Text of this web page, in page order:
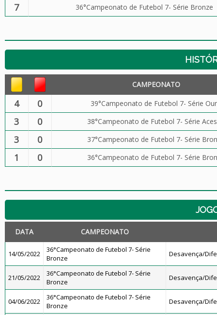
7 36°Campeonato de Futebol 7- Série Bronze
CAMPEONATO
4 0 39°Campeonato de Futebol 7- Série
3 0 38°Campeonato de Futebol 7- Série
3 0 37°Campeonato de Futebol 7- Série
1 0 36°Campeonato de Futebol 7- Série
DATA CAMPEONATO
14/05/2022
36°Campeonato de Futebol 7- Série
Bronze
Desavença/
21/05/2022
36°Campeonato de Futebol 7- Série
Bronze
Desavença/
04/06/2022
36°Campeonato de Futebol 7- Série
Bronze
Desavença/